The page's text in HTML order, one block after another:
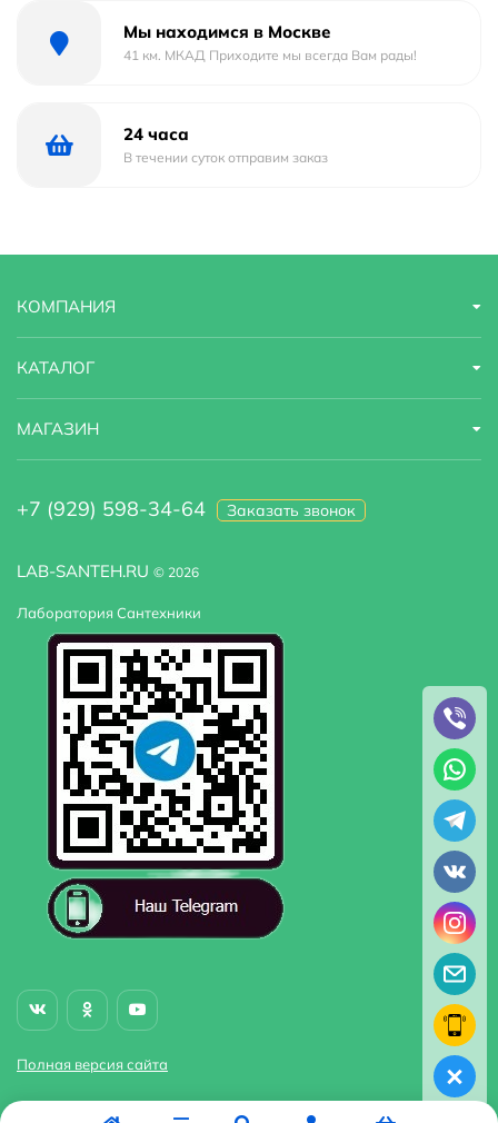
Мы находимся в Москве
41 км. МКАД Приходите мы всегда Вам рады!
24 часа
В течении суток отправим заказ
LAB-SANTEH.RU © 2026
Лаборатория Сантехники
Полная версия сайта
КОМПАНИЯ
КАТАЛОГ
МАГАЗИН
+7 (929) 598-34-64 Заказать звонок